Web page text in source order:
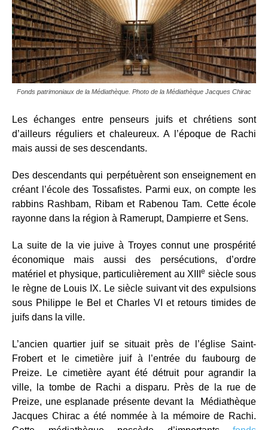
Fonds patrimoniaux de la Médiathèque. Photo de la Médiathèque Jacques Chirac
Les échanges entre penseurs juifs et chrétiens sont
d’ailleurs réguliers et chaleureux. A l’époque de Rachi
mais aussi de ses descendants.
Des descendants qui perpétuèrent son enseignement en
créant l’école des Tossafistes. Parmi eux, on compte les
rabbins Rashbam, Ribam et Rabenou Tam. Cette école
rayonne dans la région à Ramerupt, Dampierre et Sens.
La suite de la vie juive à Troyes connut une prospérité
économique mais aussi des persécutions, d’ordre
matériel et physique, particulièrement au XIIIe siècle sous
le règne de Louis IX. Le siècle suivant vit des expulsions
sous Philippe le Bel et Charles VI et retours timides de
juifs dans la ville.
L’ancien quartier juif se situait près de l’église Saint-
Frobert et le cimetière juif à l’entrée du faubourg de
Preize. Le cimetière ayant été détruit pour agrandir la
ville, la tombe de Rachi a disparu. Près de la rue de
Preize, une esplanade présente devant la Médiathèque
Jacques Chirac a été nommée à la mémoire de Rachi.